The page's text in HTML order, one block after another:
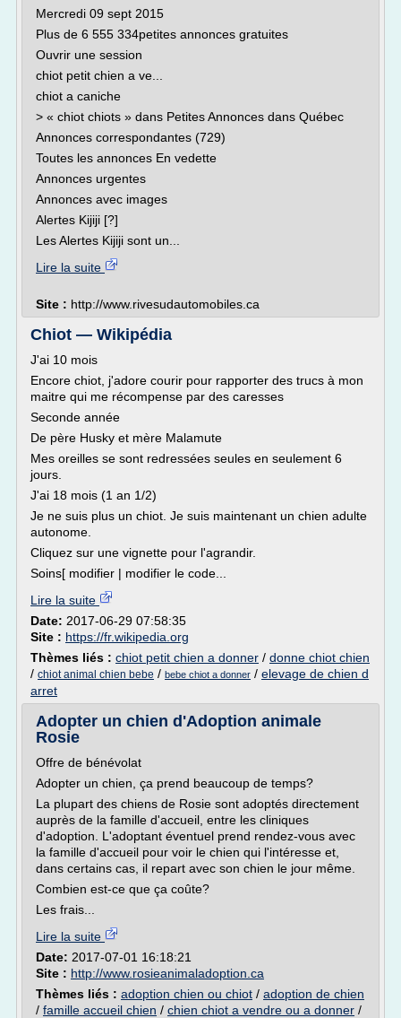
Mercredi 09 sept 2015
Plus de 6 555 334petites annonces gratuites
Ouvrir une session
chiot petit chien a ve...
chiot a caniche
> « chiot chiots » dans Petites Annonces dans Québec
Annonces correspondantes (729)
Toutes les annonces En vedette
Annonces urgentes
Annonces avec images
Alertes Kijiji [?]
Les Alertes Kijiji sont un...
Lire la suite
Site : http://www.rivesudautomobiles.ca
Chiot — Wikipédia
J'ai 10 mois
Encore chiot, j'adore courir pour rapporter des trucs à mon
maitre qui me récompense par des caresses
Seconde année
De père Husky et mère Malamute
Mes oreilles se sont redressées seules en seulement 6
jours.
J'ai 18 mois (1 an 1/2)
Je ne suis plus un chiot. Je suis maintenant un chien adulte
autonome.
Cliquez sur une vignette pour l'agrandir.
Soins[ modifier | modifier le code...
Lire la suite
Date: 2017-06-29 07:58:35
Site : https://fr.wikipedia.org
Thèmes liés : chiot petit chien a donner / donne chiot chien
/ chiot animal chien bebe / bebe chiot a donner / elevage de chien d
arret
Adopter un chien d'Adoption animale
Rosie
Offre de bénévolat
Adopter un chien, ça prend beaucoup de temps?
La plupart des chiens de Rosie sont adoptés directement
auprès de la famille d'accueil, entre les cliniques
d'adoption. L'adoptant éventuel prend rendez-vous avec
la famille d'accueil pour voir le chien qui l'intéresse et,
dans certains cas, il repart avec son chien le jour même.
Combien est-ce que ça coûte?
Les frais...
Lire la suite
Date: 2017-07-01 16:18:21
Site : http://www.rosieanimaladoption.ca
Thèmes liés : adoption chien ou chiot / adoption de chien
/ famille accueil chien / chien chiot a vendre ou a donner /